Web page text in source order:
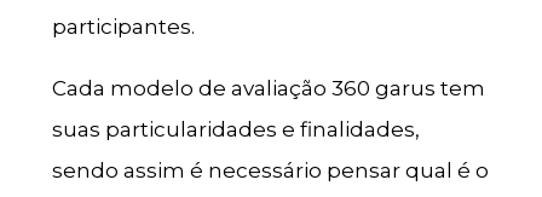
participantes.
Cada modelo de avaliação 360 garus tem
suas particularidades e finalidades,
sendo assim é necessário pensar qual é o